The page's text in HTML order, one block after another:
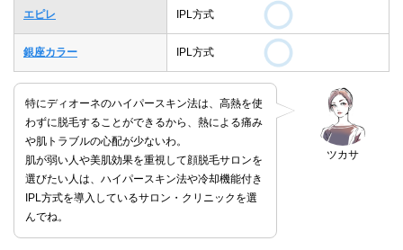
エピレ IPL方式
銀座カラー IPL方式
ツカサ
特にディオーネのハイパースキン法は、高熱を使
わずに脱毛することができるから、熱による痛み
や肌トラブルの心配が少ないわ。
肌が弱い人や美肌効果を重視して顔脱毛サロンを
選びたい人は、ハイパースキン法や冷却機能付き
IPL方式を導入しているサロン・クリニックを選
んでね。